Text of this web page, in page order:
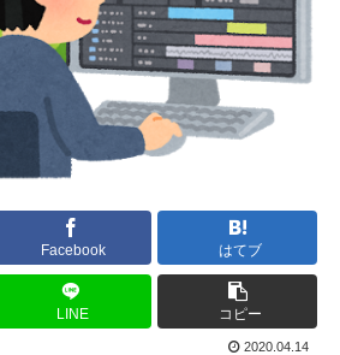
Facebook はてブ
LINE コピー
2020.04.14